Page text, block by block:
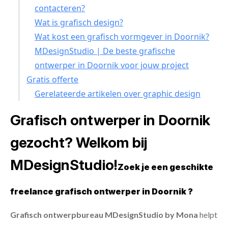
contacteren?
Wat is grafisch design?
Wat kost een grafisch vormgever in Doornik?
MDesignStudio | De beste grafische
ontwerper in Doornik voor jouw project
Gratis offerte
Gerelateerde artikelen over graphic design
Grafisch ontwerper in Doornik
gezocht? Welkom bij
MDesignStudio!Zoek je een geschikte
freelance grafisch ontwerper in Doornik ?
Grafisch ontwerpbureau MDesignStudio by Mona helpt